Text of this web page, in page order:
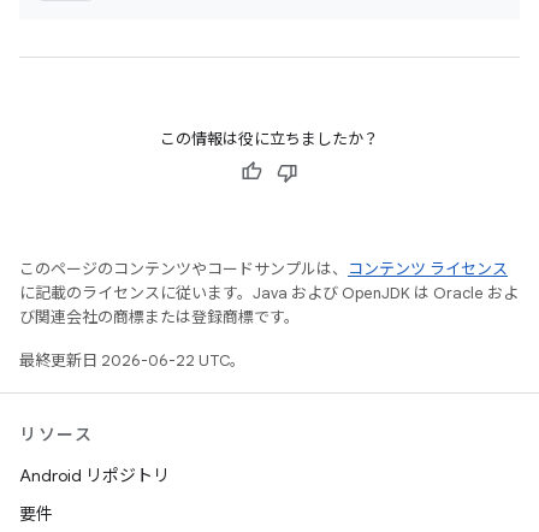
この情報は役に立ちましたか？
このページのコンテンツやコードサンプルは、
コンテンツ ライセンス
に記載のライセンスに従います。Java および OpenJDK は Oracle およ
び関連会社の商標または登録商標です。
最終更新日 2026-06-22 UTC。
リソース
Android リポジトリ
要件